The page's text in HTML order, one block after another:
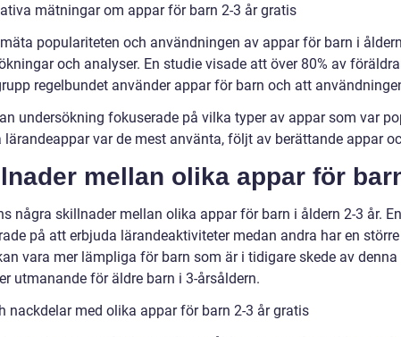
mätningar om appar för barn 2-3 år gratis
populariteten och användningen av appar för barn i
och analyser. En studie visade att över 80% av
regelbundet använder appar för barn och att
undersökning fokuserade på vilka typer av appar som var
lärandeappar var de mest använta, följt av berättande appar
mellan olika appar för
några skillnader mellan olika appar för barn i åldern 2-3 år.
på att erbjuda lärandeaktiviteter medan andra har en
vara mer lämpliga för barn som är i tidigare skede av
utmanande för äldre barn i 3-årsåldern.
nackdelar med olika appar för barn 2-3 år gratis